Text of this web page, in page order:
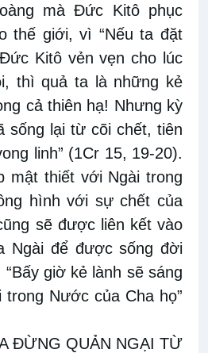
mà Đức Kitô phục
thế giới, vì “Nếu ta đặt
Kitô vẻn vẹn cho lúc
thì quả ta là những kẻ
cả thiên hạ! Nhưng kỳ
sống lại từ cõi chết, tiên
linh” (1Cr 15, 19-20).
mật thiết với Ngài trong
hình với sự chết của
sẽ được liên kết vào
Ngài để được sống đời
giờ kẻ lành sẽ sáng
Nước của Cha họ”
ĐỪNG QUẢN NGẠI TỪ